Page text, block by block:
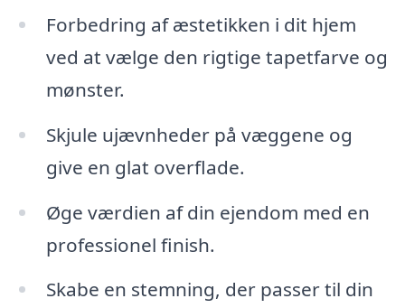
Forbedring af æstetikken i dit hjem
ved at vælge den rigtige tapetfarve og
mønster.
Skjule ujævnheder på væggene og
give en glat overflade.
Øge værdien af din ejendom med en
professionel finish.
Skabe en stemning, der passer til din